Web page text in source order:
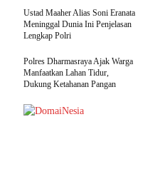
Ustad Maaher Alias Soni Eranata
Meninggal Dunia Ini Penjelasan
Lengkap Polri
Polres Dharmasraya Ajak Warga
Manfaatkan Lahan Tidur,
Dukung Ketahanan Pangan